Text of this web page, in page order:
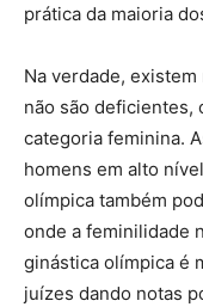
prática da maioria
Na verdade,
não são deficientes,
categoria feminina.
homens em alto
olímpica também
onde a feminilidade
ginástica olímpica é
juízes dando notas